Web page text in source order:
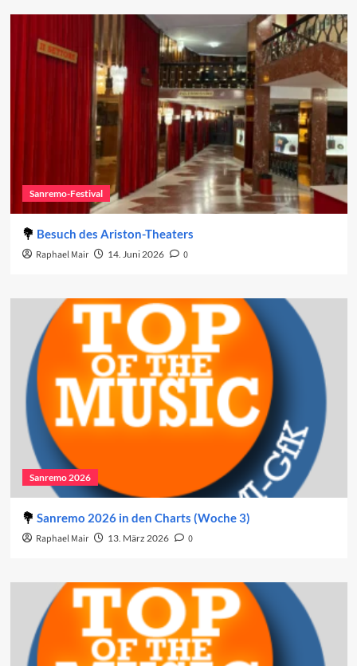
Sanremo-Festival
Besuch des Ariston-Theaters
Raphael Mair 14. Juni 2026 0
Sanremo 2026
Sanremo 2026 in den Charts (Woche 3)
Raphael Mair 13. März 2026 0